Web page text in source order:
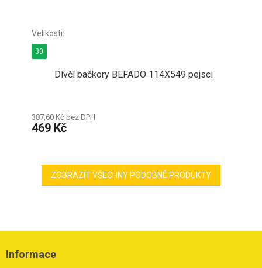
Dívčí bačkory BEFADO 114X549 pejsci
387,60 Kč bez DPH
469 Kč
30
ZOBRAZIT VŠECHNY PODOBNÉ PRODUKTY
Z
Informace